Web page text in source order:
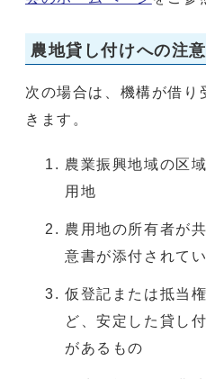
農地貸し付けへの注
次の場合は、機構が借り
きます。
農業振興地域の区
用地
農用地の所有者が
意書が添付されて
仮登記または抵当
ど、安定した貸し
があるもの